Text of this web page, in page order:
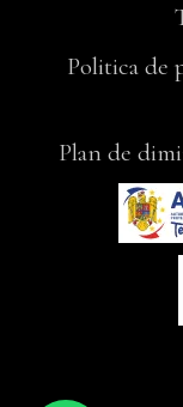
Politica de
Plan de